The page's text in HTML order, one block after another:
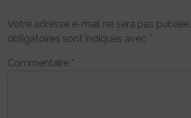
Votre adresse e-mail ne sera pas publiée.
obligatoires sont indiqués avec *
Commentaire *